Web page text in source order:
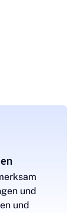
und
und